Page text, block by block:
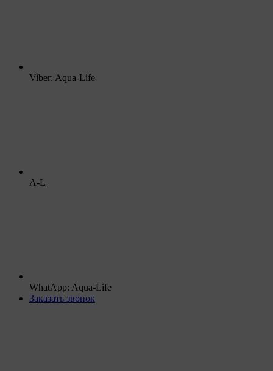
Viber: Aqua-Life
A-L
WhatApp: Aqua-Life
Заказать звонок